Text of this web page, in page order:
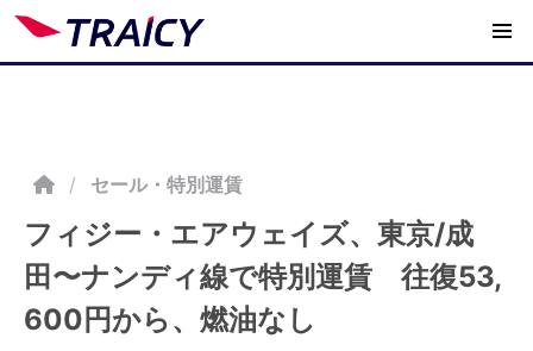
/ セール・特別運賃
フィジー・エアウェイズ、東京/成
田〜ナンディ線で特別運賃 往復53,
600円から、燃油なし